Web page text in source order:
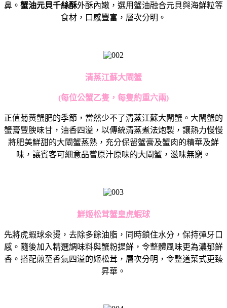
鼻。 蟹油元貝千絲酥外酥內嫩， 選用蟹油融合元貝與海鮮粒等
食材，口感豐富，層次分明。
清蒸江蘇大閘蟹
(每位公蟹乙隻，每隻約重六兩)
正值菊黃蟹肥的季節，當然少不了清蒸江蘇大閘蟹。 大閘蟹的
蟹膏豐腴味甘，油香四溢，以傳統清蒸煮法炮製， 讓熱力慢慢
將肥美鮮甜的大閘蟹蒸熟， 充分保留蟹膏及蟹肉的精華及鮮
味， 讓賓客可細意品嘗原汁原味的大閘蟹，滋味無窮。
鮮姬松茸蟹皇虎蝦球
先將虎蝦球汆燙，去除多餘油脂，同時鎖住水分，保持彈牙口
感。 隨後加入精選調味料與蟹粉提鮮，令整體風味更為濃郁鮮
香。 搭配煎至香氣四溢的姬松茸，層次分明，令整道菜式更臻
昇華。